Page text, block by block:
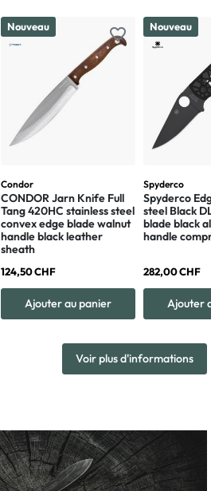
favorite_border
Nouveau
Condor
CONDOR Jarn Knife Full
Tang 420HC stainless steel
convex edge blade walnut
handle black leather
sheath
124,50 CHF
Ajouter au panier
Nouveau
Spyderco
Spyderco
steel Black
blade black
handle
282,00 CHF
Ajouter
Voir plus d'informations